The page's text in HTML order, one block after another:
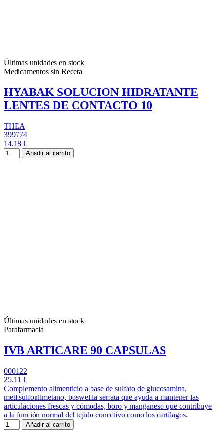
Últimas unidades en stock
Medicamentos sin Receta
HYABAK SOLUCION HIDRATANTE
LENTES DE CONTACTO 10
THEA
399774
14,18 €
Añadir al carrito
Últimas unidades en stock
Parafarmacia
IVB ARTICARE 90 CAPSULAS
000122
25,11 €
Complemento alimenticio a base de sulfato de glucosamina,
metilsulfonilmetano, boswellia serrata que ayuda a mantener las
articulaciones frescas y cómodas, boro y manganeso que contribuye
a la función normal del tejido conectivo como los cartílagos.
Añadir al carrito